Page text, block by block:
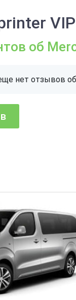
VIP
об
нет отзывов